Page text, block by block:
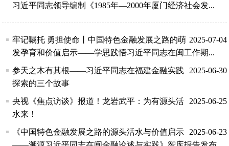
习近平同志领导编制《1985年—2000年厦门经济社会发...
2025-07-04
牢记嘱托 勇担使命丨中国特色金融发展之路的萌
发孕育和价值启示——学思践悟习近平同志在闽工作期...
2025-06-30
参天之木有其根——习近平同志在福建金融实践
探索的三个故事
2025-06-25
央视《焦点访谈》报道！龙岩武平：为有源头活
水来！
2025-06-23
《中国特色金融发展之路的源头活水与价值启示